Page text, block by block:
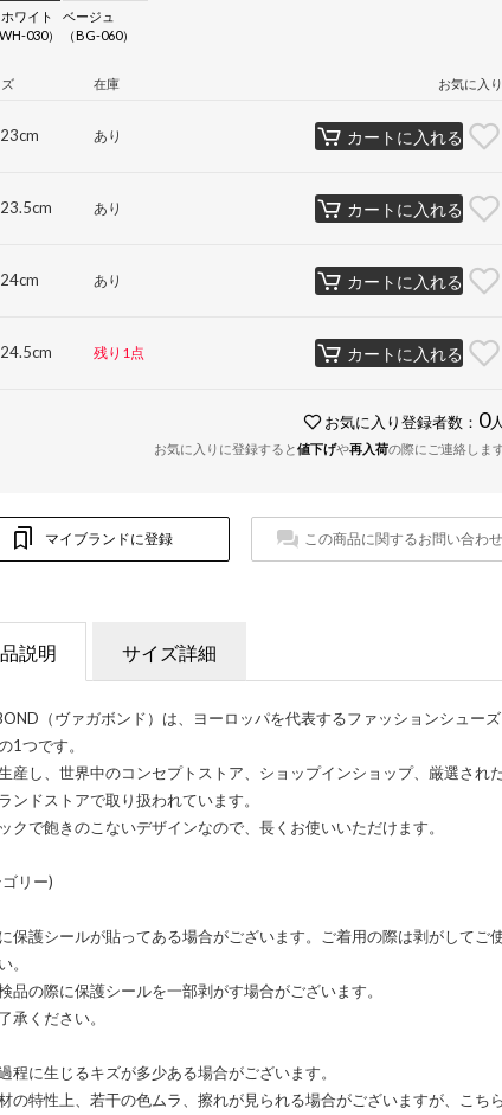
ワイト
030）
ベージュ
（BG-060）
在庫 お気に入り
あり カートに入れる
あり カートに入れる
あり カートに入れる
残り1点 カートに入れる
お気に入り登録者数： 0人
お気に入りに登録すると値下げや再入荷の際にご連絡しま
マイブランドに登録 この商品に関するお問い合わせ
説明 サイズ詳細
（ヴァガボンド）は、ヨーロッパを代表するファッションシュー
1つです。
産し、世界中のコンセプトストア、ショップインショップ、厳選され
ンドストアで取り扱われています。
クで飽きのこないデザインなので、長くお使いいただけます。
リー)
保護シールが貼ってある場合がございます。ご着用の際は剥がしてご
。
品の際に保護シールを一部剥がす場合がございます。
承ください。
程に生じるキズが多少ある場合がございます。
の特性上、若干の色ムラ、擦れが見られる場合がございますが、こち